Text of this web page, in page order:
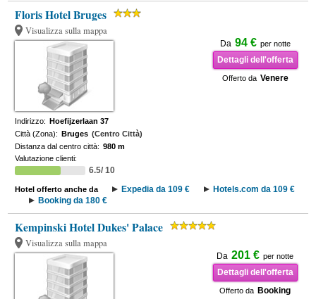
Floris Hotel Bruges
Visualizza sulla mappa
Da 94 € per notte
Dettagli dell'offerta
Offerto da Venere
Indirizzo: Hoefijzerlaan 37
Città (Zona): Bruges (Centro Città)
Distanza dal centro città: 980 m
Valutazione clienti:
6.5/ 10
Hotel offerto anche da Expedia da 109 €
Hotels.com da 109 €
Booking da 180 €
Kempinski Hotel Dukes' Palace
Visualizza sulla mappa
Da 201 € per notte
Dettagli dell'offerta
Offerto da Booking